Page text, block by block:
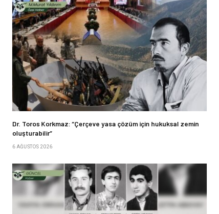
Dr. Toros Korkmaz: “Çerçeve yasa çözüm için hukuksal zemin
oluşturabilir”
6 AĞUSTOS 2026